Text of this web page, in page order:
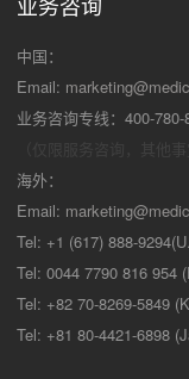
中国：
Email:
业务咨询专线：400-780-
海外：
Email:
Tel: +1 (617) 888-
Tel: 0044 7790 816 954
Tel: +82 70-8269-5849
Tel: +81 80-4421-6898